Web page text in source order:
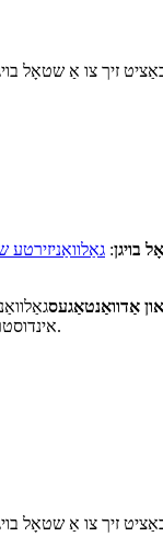
זיך צו אַ שטאָל
בויגן: גאַלוואַניזירטע
אַדוואַנטאַגעס
אינדוסטריעל, די מאַטעריאַל פאַרמאָגן הויך שטאַרקייט, קעראָוזשאַן קעגנשטעל מיט נידעריק פּרייַז, און עס איז בנימצא אין קייפל גראַדעס, גרעב און ייבערפלאַך ענדיקן.
זיך צו אַ שטאָל